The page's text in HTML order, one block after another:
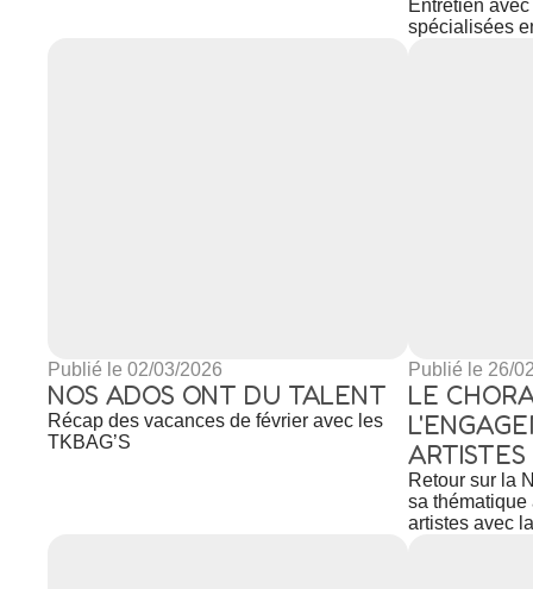
Entretien
spécialisées
Publié le 02/03/2026
NOS ADOS ONT DU TALENT
Récap des vacances de février avec les
TKBAG’S
Publié le 26/
LE
ARTISTES
Retour sur la
sa thématique
artistes avec